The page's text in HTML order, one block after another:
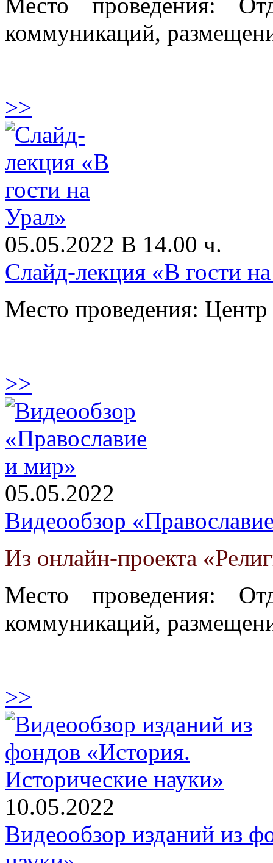
коммуникаций,
>>
05.05.2022 В 14.00 ч.
Слайд-лекция «В гости
Место проведения:
>>
05.05.2022
Видеообзор
Из онлайн-проекта
Место проведения:
коммуникаций,
>>
10.05.2022
Видеообзор изданий из